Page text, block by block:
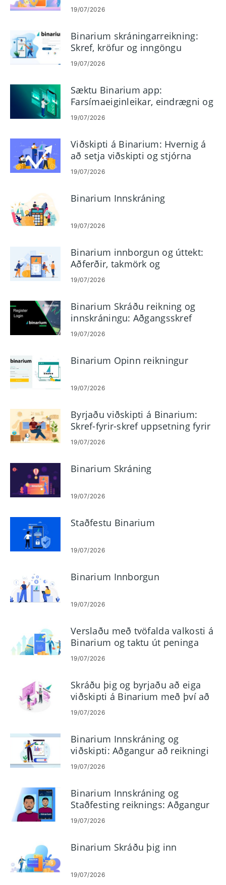
19/07/2026
Binarium skráningarreikning:
Skref, kröfur og inngöngu
19/07/2026
Sæktu Binarium app:
Farsímaeiginleikar, eindrægni og
ávinningur
19/07/2026
Viðskipti á Binarium: Hvernig á
að setja viðskipti og stjórna
áhættu
19/07/2026
Binarium Innskráning
19/07/2026
Binarium innborgun og úttekt:
Aðferðir, takmörk og
vinnslutímar
19/07/2026
Binarium Skráðu reikning og
innskráningu: Aðgangsskref
reiknings
19/07/2026
Binarium Opinn reikningur
19/07/2026
Byrjaðu viðskipti á Binarium:
Skref-fyrir-skref uppsetning fyrir
byrjendur
19/07/2026
Binarium Skráning
19/07/2026
Staðfestu Binarium
19/07/2026
Binarium Innborgun
19/07/2026
Verslaðu með tvöfalda valkosti á
Binarium og taktu út peninga
19/07/2026
Skráðu þig og byrjaðu að eiga
viðskipti á Binarium með því að
nota kynningarreikning
19/07/2026
Binarium Innskráning og
viðskipti: Aðgangur að reikningi
og viðskipti með tvöfalda
valkosti
19/07/2026
Binarium Innskráning og
Staðfesting reiknings: Aðgangur
að skrefum og skjölum
19/07/2026
Binarium Skráðu þig inn
19/07/2026